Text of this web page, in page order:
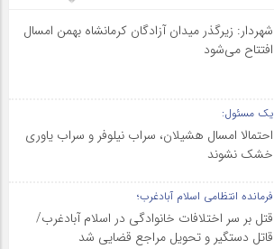
شهردار: زیرگذر میدان آزادگان کرمانشاه بهمن امسال
افتتاح می‌شود
یک مسئول:
احتمالا امسال هشیلان، سراب نیلوفر و سراب یاوری
خشک نشوند
فرمانده انتظامی اسلام آبادغرب؛
قتل بر سر اختلافات خانوادگی در اسلام آبادغرب/
قاتل دستگیر و تحویل مراجع قضایی شد